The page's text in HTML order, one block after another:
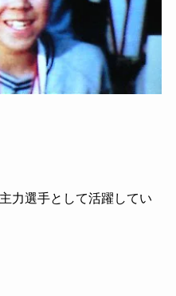
力選手として活躍してい